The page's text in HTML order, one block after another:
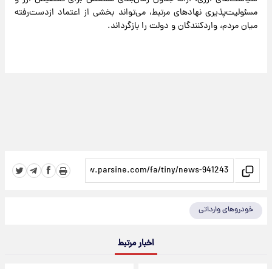
مسئولیت‌پذیری نهادهای مرتبط، می‌تواند بخشی از اعتماد ازدست‌رفته
میان مردم، واردکنندگان و دولت را بازگرداند.
خودروهای وارداتی
اخبار مرتبط